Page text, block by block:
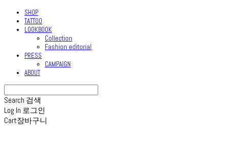
SHOP
TATTOO
LOOKBOOK
Collection
Fashion editorial
PRESS
CAMPAIGN
ABOUT
Search 검색
Log In 로그인
Cart장바구니